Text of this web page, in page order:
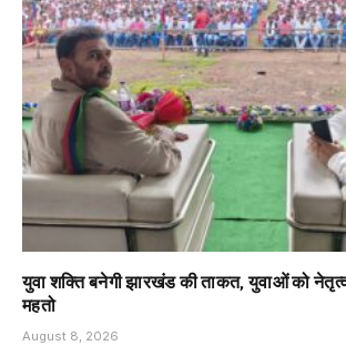
युवा शक्ति बनेगी झारखंड की ताकत, युवाओं को
महतो
August 8, 2026